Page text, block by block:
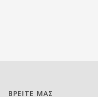
ΒΡΕΙΤΕ ΜΑΣ